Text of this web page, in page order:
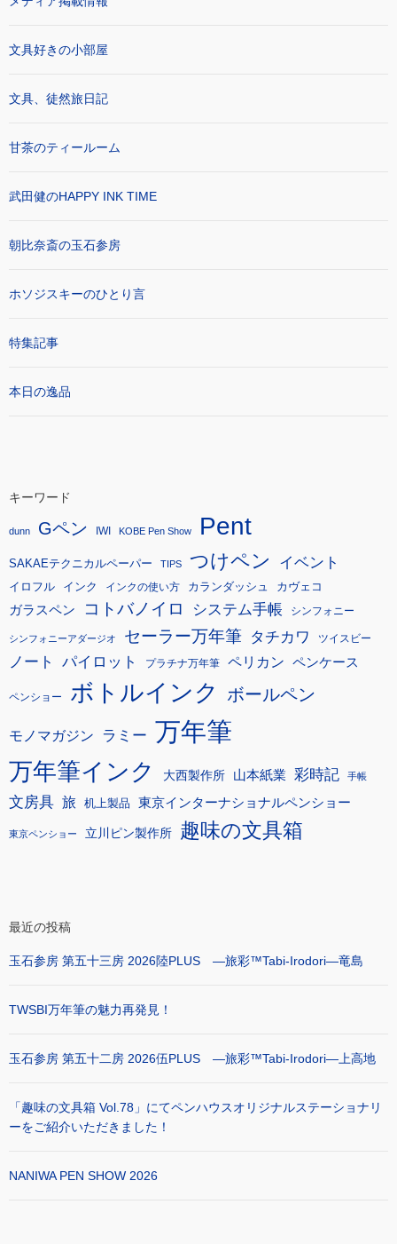
文具好きの小部屋
文具、徒然旅日記
甘茶のティールーム
武田健のHAPPY INK TIME
朝比奈斎の玉石参房
ホソジスキーのひとり言
特集記事
本日の逸品
キーワード
dunn Gペン IWI KOBE Pen Show Pent
SAKAEテクニカルペーパー TIPS つけペン イベント
イロフル インク インクの使い方 カランダッシュ カヴェコ
ガラスペン コトバノイロ システム手帳 シンフォニー
シンフォニーアダージオ セーラー万年筆 タチカワ ツイスビー
ノート パイロット プラチナ万年筆 ペリカン ペンケース
ペンショー ボトルインク ボールペン
モノマガジン ラミー 万年筆
万年筆インク 大西製作所 山本紙業 彩時記 手帳
文房具 旅 机上製品 東京インターナショナルペンショー
東京ペンショー 立川ピン製作所 趣味の文具箱
最近の投稿
玉石参房 第五十三房 2026陸PLUS ―旅彩™Tabi-Irodori―竜島
TWSBI万年筆の魅力再発見！
玉石参房 第五十二房 2026伍PLUS ―旅彩™Tabi-Irodori―上高地
「趣味の文具箱 Vol.78」にてペンハウスオリジナルステーショナリ
ーをご紹介いただきました！
NANIWA PEN SHOW 2026